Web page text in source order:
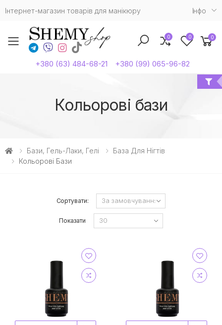
Інтернет-магазин товарів для манікюру Iнфо
Toggle mobile menu
+380 (63) 484-68-21 +380 (99) 065-96-82
0 0 0
Кольорові бази
Бази, Гель-Лаки, Гелі
База Для Нігтів
Кольорові Бази
Сортувати:
Показати